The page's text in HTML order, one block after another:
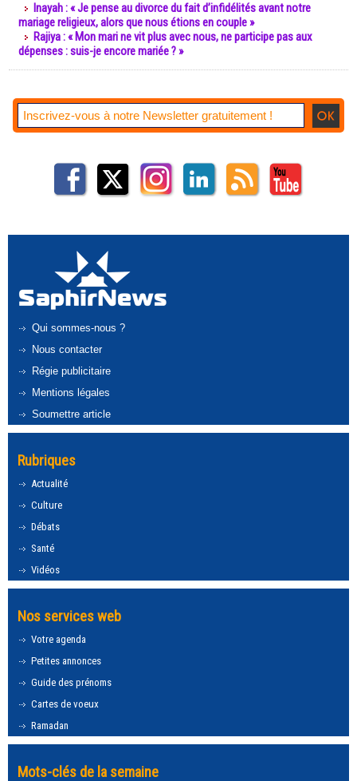
Inayah : « Je pense au divorce du fait d’infidélités avant notre
mariage religieux, alors que nous étions en couple »
Rajiya : « Mon mari ne vit plus avec nous, ne participe pas aux
dépenses : suis-je encore mariée ? »
Qui sommes-nous ?
Nous contacter
Régie publicitaire
Mentions légales
Soumettre article
Rubriques
Actualité
Culture
Débats
Santé
Vidéos
Nos services web
Votre agenda
Petites annonces
Guide des prénoms
Cartes de voeux
Ramadan
Mots-clés de la semaine